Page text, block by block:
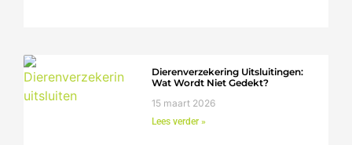
Dierenverzekering Uitsluitingen:
Wat Wordt Niet Gedekt?
15 maart 2026
Lees verder »